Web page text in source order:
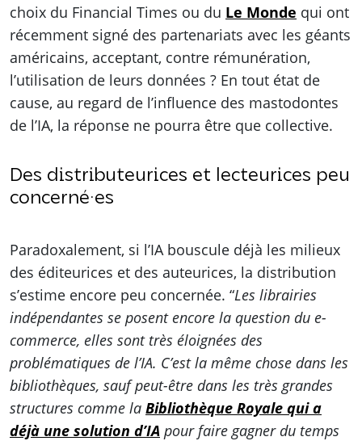
choix du Financial Times ou du Le Monde qui ont
récemment signé des partenariats avec les géants
américains, acceptant, contre rémunération,
l’utilisation de leurs données ? En tout état de
cause, au regard de l’influence des mastodontes
de l’IA, la réponse ne pourra être que collective.
Des distributeurices et lecteurices peu
concerné·es
Paradoxalement, si l’IA bouscule déjà les milieux
des éditeurices et des auteurices, la distribution
s’estime encore peu concernée. “Les librairies
indépendantes se posent encore la question du e-
commerce, elles sont très éloignées des
problématiques de l’IA. C’est la même chose dans les
bibliothèques, sauf peut-être dans les très grandes
structures comme la Bibliothèque Royale qui a
déjà une solution d’IA pour faire gagner du temps